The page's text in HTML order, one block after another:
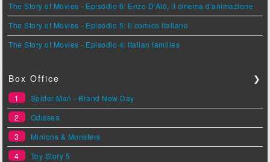
The Story of Movies - Episodio 6: Enzo D'Alò, il cinema d'animazione
The Story of Movies - Episodio 5: Il comico italiano
The Story of Movies - Episodio 4: Italian families
Box Office ❯
1
Spider-Man - Brand New Day
2
Odissea
3
Minions & Monsters
4
Toy Story 5